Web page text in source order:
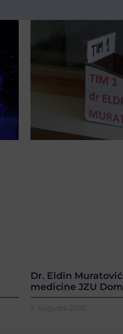
Dr. Eldin
medicine JZU
7. Augusta 2026.